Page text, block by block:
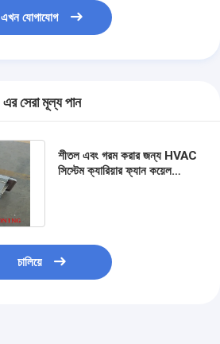
এখন যোগাযোগ
এর সেরা মূল্য পান
শীতল এবং গরম করার জন্য HVAC
সিস্টেম ক্যারিয়ার ফ্যান কয়েল
চালিয়ে